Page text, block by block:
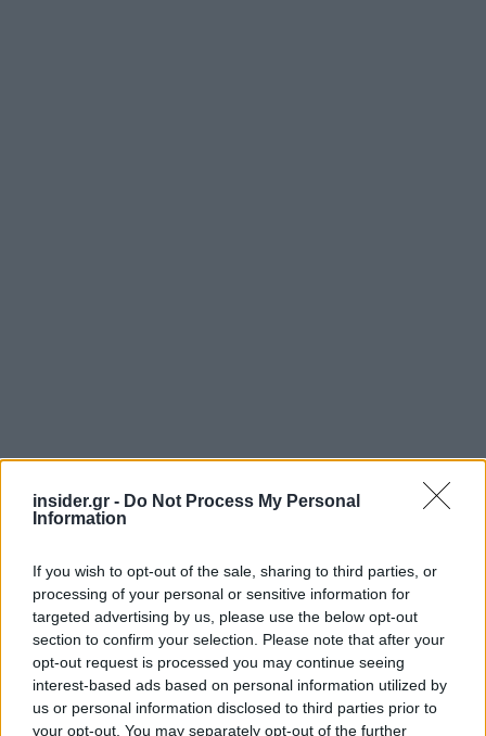
insider.gr - Do Not Process My Personal
Information
If you wish to opt-out of the sale, sharing to third parties, or
processing of your personal or sensitive information for
targeted advertising by us, please use the below opt-out
section to confirm your selection. Please note that after your
opt-out request is processed you may continue seeing
interest-based ads based on personal information utilized by
us or personal information disclosed to third parties prior to
your opt-out. You may separately opt-out of the further
Ακολουθήστε τοinsider.gr στο Google Newsκαι μάθετε
πρώτοι όλες τιςειδήσειςαπό την Ελλάδα και τον κόσμο.